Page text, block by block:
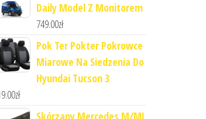
Daily Model Z Monitorem
749.00zł
Pok Ter Pokter Pokrowce
Miarowe Na Siedzenia Do
Hyundai Tucson 3
zł
Skórzany Mercedes M/ML